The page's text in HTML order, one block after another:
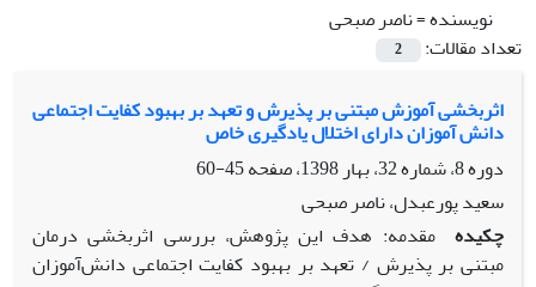
نویسنده =ناصر صبحی
تعداد مقالات:
2
اثربخشی آموزش مبتنی بر پذیرش و تعهد بر بهبود کفایت اجتماعی
دانش آموزان دارای اختلال یادگیری خاص
دوره 8، شماره 32، بهار 1398، صفحه
45-60
سعید پورعبدل، ناصر صبحی
چکیده مقدمه: هدف این پژوهش، بررسی اثربخشی درمان
مبتنی بر پذیرش / تعهد بر بهبود کفایت اجتماعی دانش‌آموزان